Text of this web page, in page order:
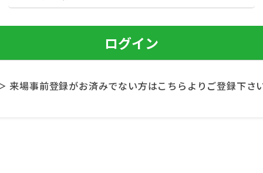
来場事前登録がお済みでない方はこちらよりご登録下さ